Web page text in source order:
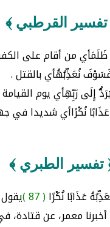
تفسير القرطبي ﴾
من أقام على
نُعَذِّبُهُأي بالقتل .
إِلَى رَبِّهِأي يوم
نُكْرًاأي شديدا في
تفسير الطبري ﴾
عَذَابًا نُكْرًا( 87 )
أخبرنا معمر، عن قتادة،